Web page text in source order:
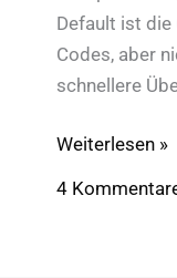
Default ist die
Codes, aber
schnellere
Congstar:
Weiterlesen »
4